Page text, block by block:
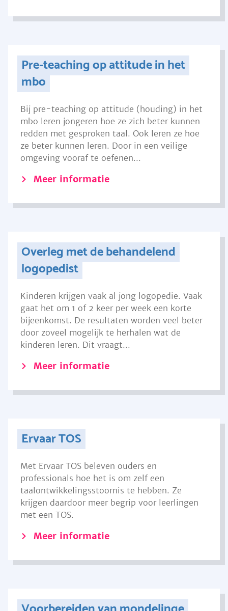
Pre-teaching op attitude in het
mbo
Bij pre-teaching op attitude (houding) in het
mbo leren jongeren hoe ze zich beter kunnen
redden met gesproken taal. Ook leren ze hoe
ze beter kunnen leren. Door in een veilige
omgeving vooraf te oefenen...
Meer informatie
Overleg met de behandelend
logopedist
Kinderen krijgen vaak al jong logopedie. Vaak
gaat het om 1 of 2 keer per week een korte
bijeenkomst. De resultaten worden veel beter
door zoveel mogelijk te herhalen wat de
kinderen leren. Dit vraagt...
Meer informatie
Ervaar TOS
Met Ervaar TOS beleven ouders en
professionals hoe het is om zelf een
taalontwikkelingsstoornis te hebben. Ze
krijgen daardoor meer begrip voor leerlingen
met een TOS.
Meer informatie